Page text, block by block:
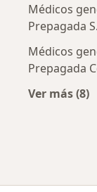
Médicos
Prepagada
Médicos
Prepagada
Ver más (8)